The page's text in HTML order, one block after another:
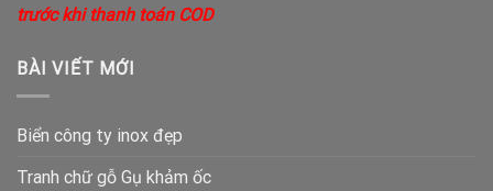
trước khi thanh toán COD
BÀI VIẾT MỚI
Biển công ty inox đẹp
Tranh chữ gỗ Gụ khảm ốc